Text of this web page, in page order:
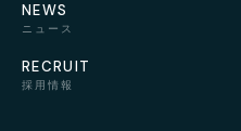
NEWS
ニュース
RECRUIT
採用情報